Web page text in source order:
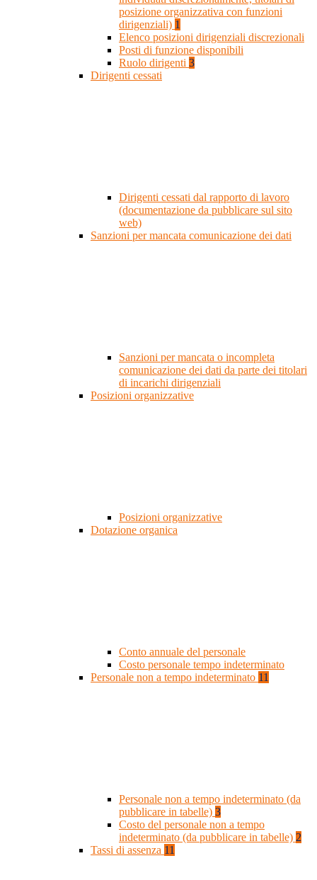
posizione organizzativa con funzioni
dirigenziali) 1
Elenco posizioni dirigenziali discrezionali
Posti di funzione disponibili
Ruolo dirigenti 3
Dirigenti cessati
Dirigenti cessati dal rapporto di lavoro
(documentazione da pubblicare sul sito
web)
Sanzioni per mancata comunicazione dei dati
Sanzioni per mancata o incompleta
comunicazione dei dati da parte dei titolari
di incarichi dirigenziali
Posizioni organizzative
Posizioni organizzative
Dotazione organica
Conto annuale del personale
Costo personale tempo indeterminato
Personale non a tempo indeterminato 11
Personale non a tempo indeterminato (da
pubblicare in tabelle) 3
Costo del personale non a tempo
indeterminato (da pubblicare in tabelle) 2
Tassi di assenza 11